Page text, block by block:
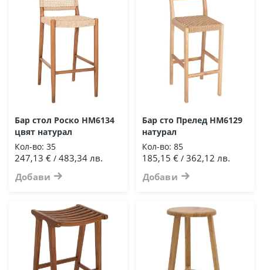
Бар стол Роско HM6134
цвят натурал
Кол-во: 35
247,13 € / 483,34 лв.
Добави
Бар сто Прелед HM6129
натурал
Кол-во: 85
185,15 €/ 362,12 лв.
Добави